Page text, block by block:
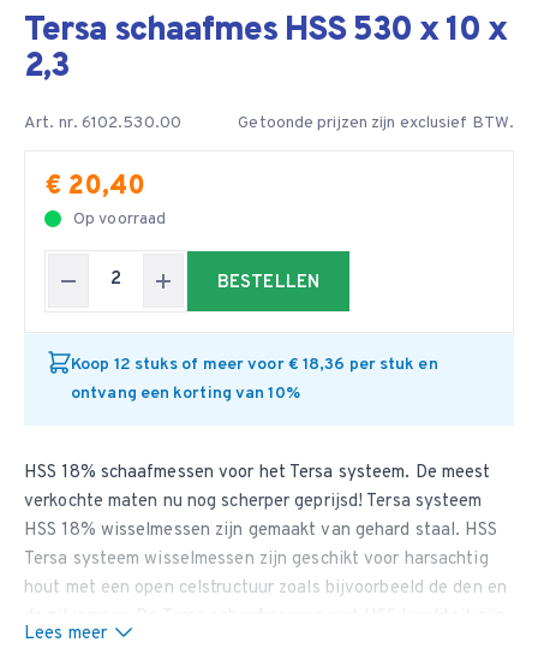
Tersa schaafmes HSS 530 x 10 x
2,3
Art. nr. 6102.530.00 Getoonde prijzen zijn exclusief BTW.
€ 20,40
Op voorraad
BESTELLEN
Koop 12 stuks of meer voor € 18,36 per stuk en
ontvang een korting van 10%
HSS 18% schaafmessen voor het Tersa systeem. De meest
verkochte maten nu nog scherper geprijsd! Tersa systeem
HSS 18% wisselmessen zijn gemaakt van gehard staal. HSS
Tersa systeem wisselmessen zijn geschikt voor harsachtig
hout met een open celstructuur zoals bijvoorbeeld de den en
de meest gebruikte messen voor het populaire Tersa
Lees meer